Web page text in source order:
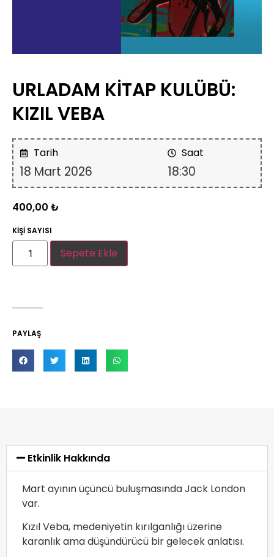
URLADAM KİTAP KULÜBÜ:
KIZIL VEBA
Tarih
18 Mart 2026
Saat
18:30
400,00 ₺
KİŞİ SAYISI
Sepete Ekle
PAYLAŞ
Etkinlik Hakkında
Mart ayının üçüncü buluşmasında Jack London
var.
Kızıl Veba, medeniyetin kırılganlığı üzerine
karanlık ama düşündürücü bir gelecek anlatısı.